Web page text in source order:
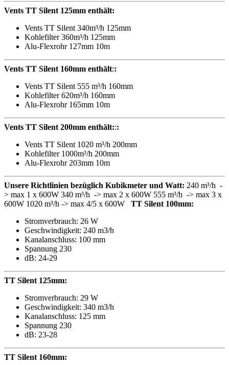
Vents TT Silent 125mm enthält:
Vents TT Silent 340m³/h 125mm
Kohlefilter 360m³/h 125mm
Alu-Flexrohr 127mm 10m
Vents TT Silent 160mm enthält::
Vents TT Silent 555 m³/h 160mm
Kohlefilter 620m³/h 160mm
Alu-Flexrohr 165mm 10m
Vents TT Silent 200mm enthält:::
Vents TT Silent 1020 m³/h 200mm
Kohlefilter 1000m³/h 200mm
Alu-Flexrohr 203mm 10m
Unsere Richtlinien bezüglich Kubikmeter und Watt: 240 m³/h -
> max 1 x 600W 340 m³/h -> max 2 x 600W 555 m³/h -> max 3 x
600W 1020 m³/h -> max 4/5 x 600W TT Silent 100mm:
Stromverbrauch: 26 W
Geschwindigkeit: 240 m3/h
Kanalanschluss: 100 mm
Spannung 230
dB: 24-29
TT Silent 125mm:
Stromverbrauch: 29 W
Geschwindigkeit: 340 m3/h
Kanalanschluss: 125 mm
Spannung 230
dB: 23-28
TT Silent 160mm: